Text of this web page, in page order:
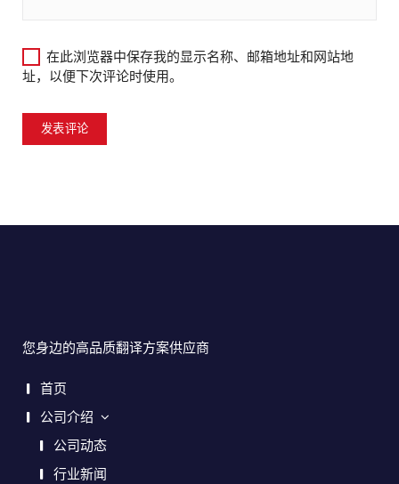
在此浏览器中保存我的显示名称、邮箱地址和网站地
址，以便下次评论时使用。
您身边的高品质翻译方案供应商
首页
公司介绍
公司动态
行业新闻